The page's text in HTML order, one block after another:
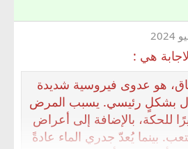
هي :
هو عدوى فيروسية شديدة
بشكلٍ رئيسي. يسبب المرض
للحكة، بالإضافة إلى أعراض
بينما يُعدّ جدري الماء عادةً